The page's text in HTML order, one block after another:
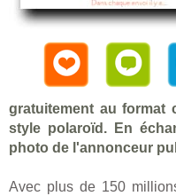
gratuitement au format
style polaroïd. En
photo de l'annonceur
Avec plus de 150